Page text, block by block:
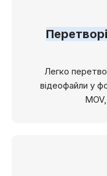
Легко
відеофайли у